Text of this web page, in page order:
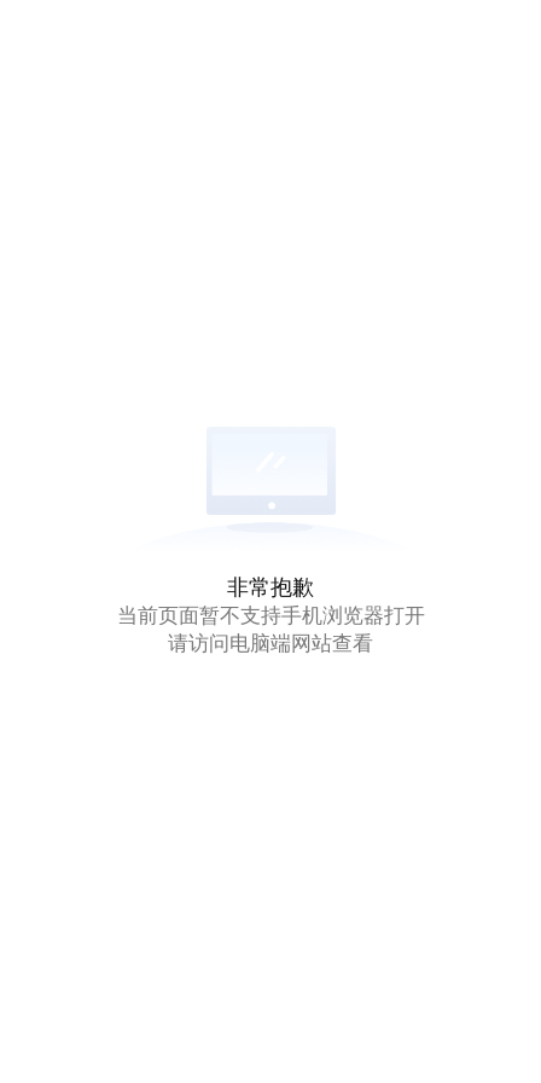
非常抱歉
当前页面暂不支持手机浏览器打开
请访问电脑端网站查看